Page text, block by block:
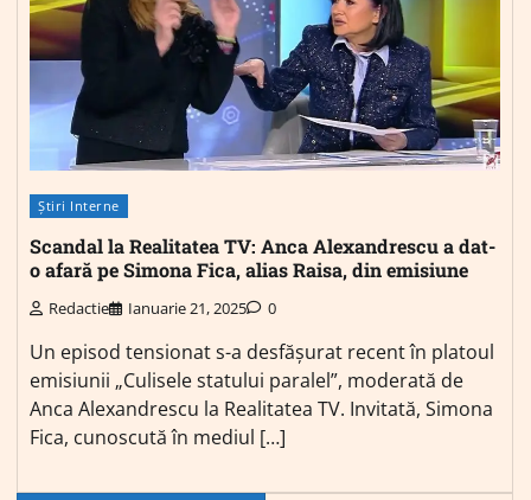
Știri Interne
Scandal la Realitatea TV: Anca Alexandrescu a dat-
o afară pe Simona Fica, alias Raisa, din emisiune
Redactie Ianuarie 21, 2025 0
Un episod tensionat s-a desfășurat recent în platoul
emisiunii „Culisele statului paralel”, moderată de
Anca Alexandrescu la Realitatea TV. Invitată, Simona
Fica, cunoscută în mediul […]